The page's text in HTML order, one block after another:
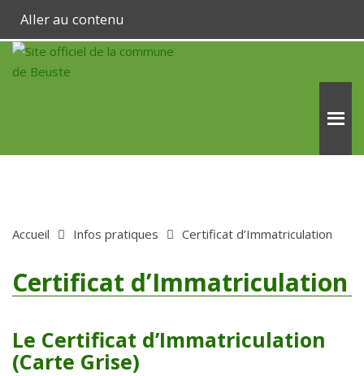
Aller au contenu
Accueil Infos pratiques Certificat d’Immatriculation
Certificat d’Immatriculation
Le Certificat d’Immatriculation
(Carte Grise)